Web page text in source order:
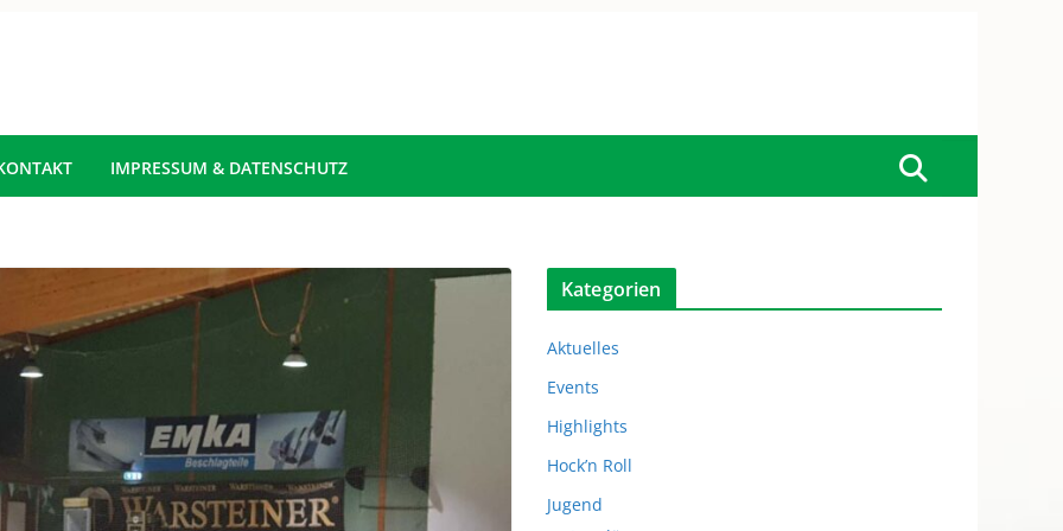
IMPRESSUM & DATENSCHUTZ
Kategorien
Aktuelles
Events
Highlights
Hock’n Roll
Jugend